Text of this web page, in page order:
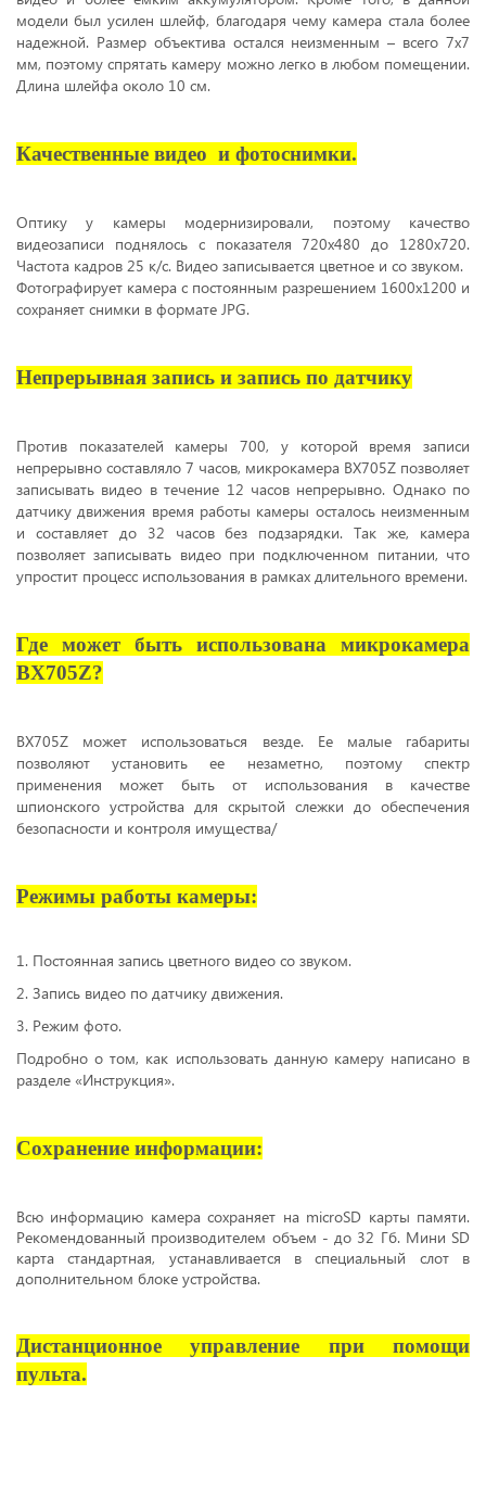
модели был усилен шлейф, благодаря чему камера стала более
надежной. Размер объектива остался неизменным – всего 7х7
мм, поэтому спрятать камеру можно легко в любом помещении.
Длина шлейфа около 10 см.
Качественные видео и фотоснимки.
Оптику у камеры модернизировали, поэтому качество
видеозаписи поднялось с показателя 720х480 до 1280х720.
Частота кадров 25 к/с. Видео записывается цветное и со звуком.
Фотографирует камера с постоянным разрешением 1600х1200 и
сохраняет снимки в формате JPG.
Непрерывная запись и запись по датчику
Против показателей камеры 700, у которой время записи
непрерывно составляло 7 часов, микрокамера BX705Z позволяет
записывать видео в течение 12 часов непрерывно. Однако по
датчику движения время работы камеры осталось неизменным
и составляет до 32 часов без подзарядки. Так же, камера
позволяет записывать видео при подключенном питании, что
упростит процесс использования в рамках длительного времени.
Где может быть использована микрокамера
BX705Z?
BX705Z может использоваться везде. Ее малые габариты
позволяют установить ее незаметно, поэтому спектр
применения может быть от использования в качестве
шпионского устройства для скрытой слежки до обеспечения
безопасности и контроля имущества/
Режимы работы камеры:
1. Постоянная запись цветного видео со звуком.
2. Запись видео по датчику движения.
3. Режим фото.
Подробно о том, как использовать данную камеру написано в
разделе «Инструкция».
Сохранение информации:
Всю информацию камера сохраняет на microSD карты памяти.
Рекомендованный производителем объем - до 32 Гб. Мини SD
карта стандартная, устанавливается в специальный слот в
дополнительном блоке устройства.
Дистанционное управление при помощи
пульта.